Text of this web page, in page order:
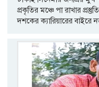
প্রকৃতির মঞ্চে পা রাখার
দশকের ক্যারিয়ারের বাইরে